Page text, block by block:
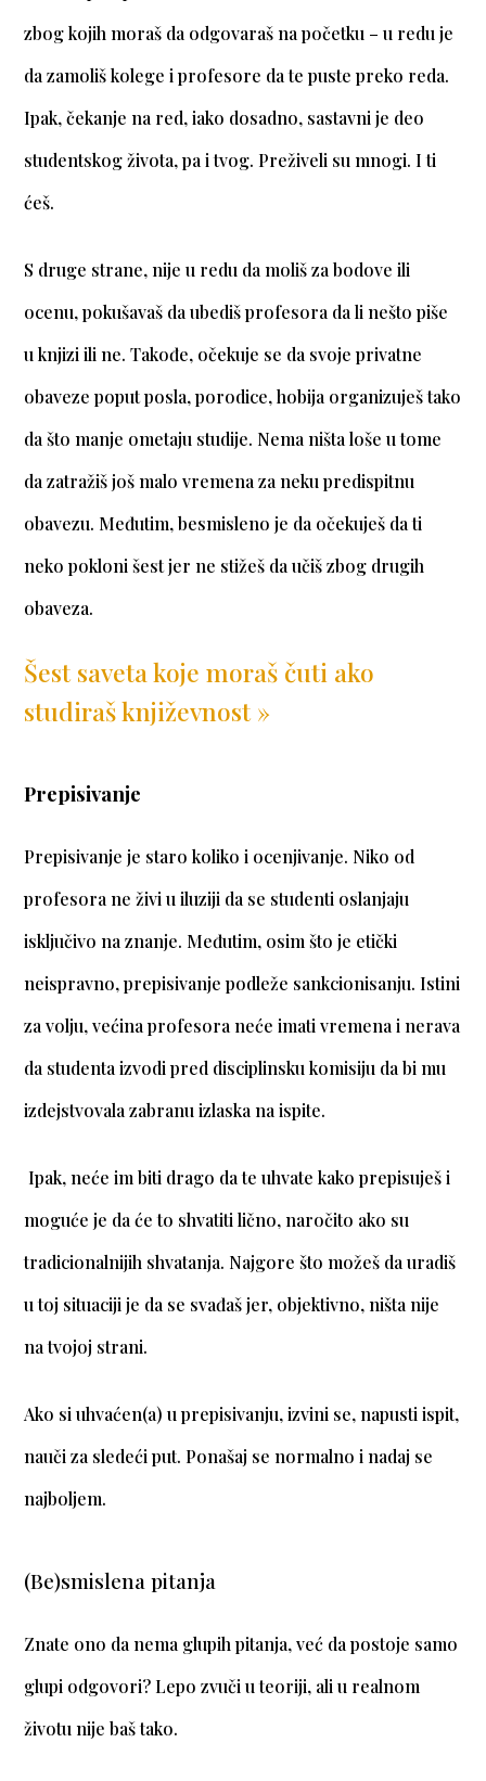
zbog kojih moraš da odgovaraš na početku – u redu je
da zamoliš kolege i profesore da te puste preko reda.
Ipak, čekanje na red, iako dosadno, sastavni je deo
studentskog života, pa i tvog. Preživeli su mnogi. I ti
ćeš.
S druge strane, nije u redu da moliš za bodove ili
ocenu, pokušavaš da ubediš profesora da li nešto piše
u knjizi ili ne. Takođe, očekuje se da svoje privatne
obaveze poput posla, porodice, hobija organizuješ tako
da što manje ometaju studije. Nema ništa loše u tome
da zatražiš još malo vremena za neku predispitnu
obavezu. Međutim, besmisleno je da očekuješ da ti
neko pokloni šest jer ne stižeš da učiš zbog drugih
obaveza.
Šest saveta koje moraš čuti ako
studiraš književnost »
Prepisivanje
Prepisivanje je staro koliko i ocenjivanje. Niko od
profesora ne živi u iluziji da se studenti oslanjaju
isključivo na znanje. Međutim, osim što je etički
neispravno, prepisivanje podleže sankcionisanju. Istini
za volju, većina profesora neće imati vremena i nerava
da studenta izvodi pred disciplinsku komisiju da bi mu
izdejstvovala zabranu izlaska na ispite.
Ipak, neće im biti drago da te uhvate kako prepisuješ i
moguće je da će to shvatiti lično, naročito ako su
tradicionalnijih shvatanja. Najgore što možeš da uradiš
u toj situaciji je da se svađaš jer, objektivno, ništa nije
na tvojoj strani.
Ako si uhvaćen(a) u prepisivanju, izvini se, napusti ispit,
nauči za sledeći put. Ponašaj se normalno i nadaj se
najboljem.
(Be)smislena pitanja
Znate ono da nema glupih pitanja, već da postoje samo
glupi odgovori? Lepo zvuči u teoriji, ali u realnom
životu nije baš tako.